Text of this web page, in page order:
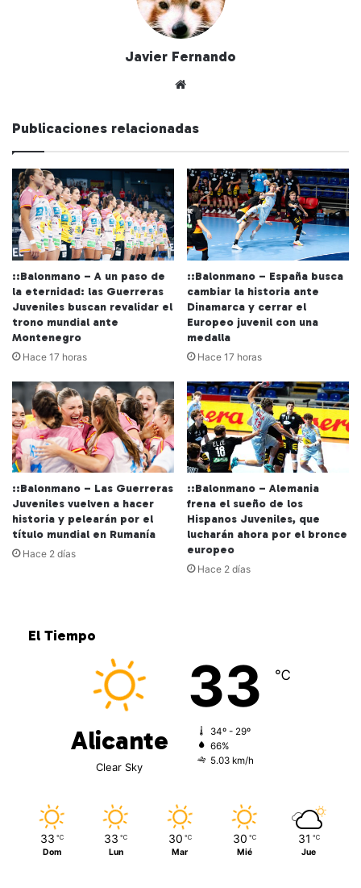
Javier Fernando
we
Publicaciones relacionadas
::Balonmano – A un paso de
la eternidad: las Guerreras
Juveniles buscan revalidar el
trono mundial ante
Montenegro
Hace 17 horas
::Balonmano – España busca
cambiar la historia ante
Dinamarca y cerrar el
Europeo juvenil con una
medalla
Hace 17 horas
::Balonmano – Las Guerreras
Juveniles vuelven a hacer
historia y pelearán por el
título mundial en Rumanía
Hace 2 días
::Balonmano – Alemania
frena el sueño de los
Hispanos Juveniles, que
lucharán ahora por el bronce
europeo
Hace 2 días
El Tiempo
Alicante
Clear Sky
33 ℃
34º - 29º
66%
5.03 km/h
33 ℃
Dom
33 ℃
Lun
30 ℃
Mar
30 ℃
Mié
31 ℃
Jue